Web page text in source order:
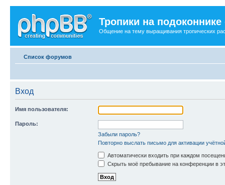
Тропики на
Общение на тему выращивания тропических
Список форумов
Вход
Имя пользователя:
Пароль:
Забыли пароль?
Повторно выслать письмо для активации
Автоматически входить при каждом
Скрыть моё пребывание на конференции в